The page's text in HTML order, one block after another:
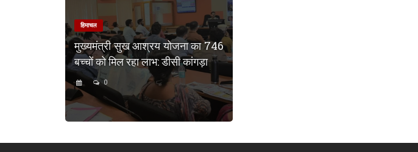
हिमाचल
मुख्यमंत्री सुख आश्रय योजना का 746
बच्चों को मिल रहा लाभ: डीसी कांगड़ा
0